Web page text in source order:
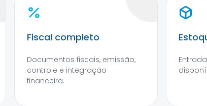
Fiscal completo
Documentos fiscais, emissão,
controle e integração
financeira.